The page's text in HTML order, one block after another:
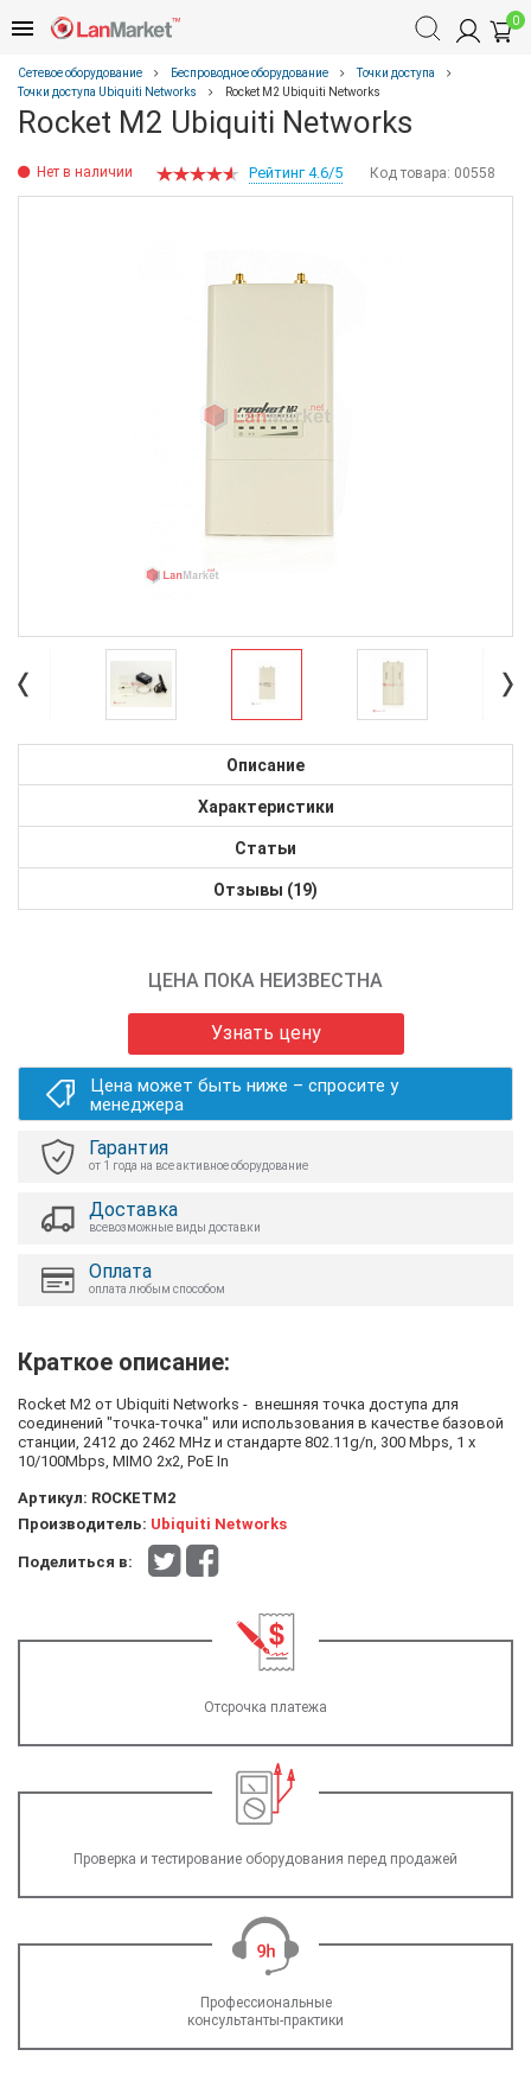
0
Сетевое оборудование Беспроводное оборудование
Точки доступа
Точки доступа Ubiquiti Networks
Rocket M2 Ubiquiti Networks
Rocket M2 Ubiquiti Networks
Нет в наличии Код товара: 00558
Рейтинг 4.6/5
Описание
Характеристики
Статьи
Отзывы (19)
ЦЕНА ПОКА НЕИЗВЕСТНА
Узнать цену
Цена может быть ниже – спросите у
менеджера
Гарантия
от 1 года на все активное оборудование
Доставка
всевозможные виды доставки
Оплата
оплата любым способом
Краткое описание:
Rocket M2 от Ubiquiti Networks - внешняя точка доступа для
соединений "точка-точка" или использования в качестве базовой
станции, 2412 до 2462 MHz и стандарте 802.11g/n, 300 Mbps, 1 x
10/100Mbps, MIMO 2x2, PoE In
Артикул: ROCKETM2
Производитель: Ubiquiti Networks
Поделиться в:
Отсрочка платежа
Проверка и тестирование оборудования перед продажей
Профессиональные
консультанты-практики